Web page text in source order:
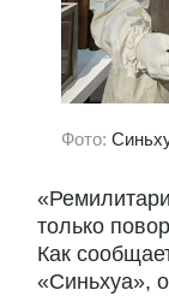
Фото:
только
Как
«Синьхуа»,